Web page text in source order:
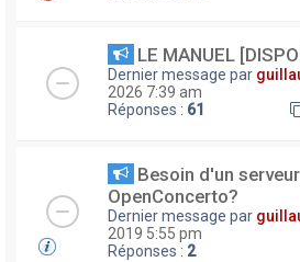
LE MANUEL
Dernier message par
2026 7:39 am
Réponses : 61
Besoin d'un
OpenConcerto?
Dernier message par
2019 5:55 pm
Réponses : 2